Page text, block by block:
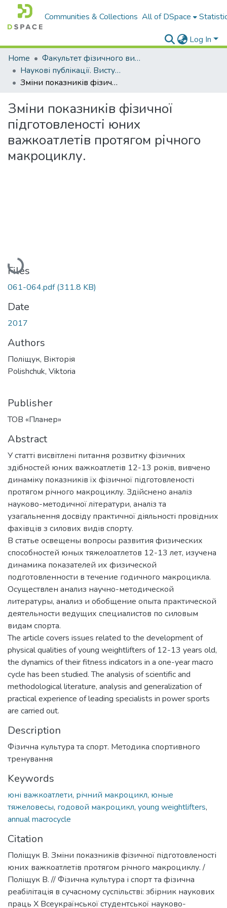
Communities & Collections All of DSpace
Log In
Home
Факультет фізичного виховання і спорту
Наукові публікації. Виступи
Зміни показників фізичної підготовленості юних важкоатлетів протягом річного макроциклу.
Зміни показників фізичної
підготовленості юних
важкоатлетів протягом річного
макроциклу.
Loading...
Files
061-064.pdf(311.8 KB)
Date
2017
Authors
Поліщук, Вікторія
Polishchuk, Viktoria
Publisher
ТОВ «Планер»
Abstract
У статті висвітлені питання розвитку фізичних
здібностей юних важкоатлетів 12-13 років, вивчено
динаміку показників їх фізичної підготовленості
протягом річного макроциклу. Здійснено аналіз
науково-методичної літератури, аналіз та
узагальнення досвіду практичної діяльності провідних
фахівців з силових видів спорту.
В статье освещены вопросы развития физических
способностей юных тяжелоатлетов 12-13 лет, изучена
динамика показателей их физической
подготовленности в течение годичного макроцикла.
Осуществлен анализ научно-методической
литературы, анализ и обобщение опыта практической
деятельности ведущих специалистов по силовым
видам спорта.
The article covers issues related to the development of
physical qualities of young weightlifters of 12-13 years old,
the dynamics of their fitness indicators in a one-year macro
cycle has been studied. The analysis of scientific and
methodological literature, analysis and generalization of
practical experience of leading specialists in power sports
are carried out.
Description
Фізична культура та спорт. Методика спортивного
тренування
Keywords
юні важкоатлети, річний макроцикл, юные
тяжеловесы, годовой макроцикл, young weightlifters,
annual macrocycle
Citation
Поліщук В. Зміни показників фізичної підготовленості
юних важкоатлетів протягом річного макроциклу. /
Поліщук В. // Фізична культура і спорт та фізична
реабілітація в сучасному суспільстві: збірник наукових
праць Х Всеукраїнської студентської науково-